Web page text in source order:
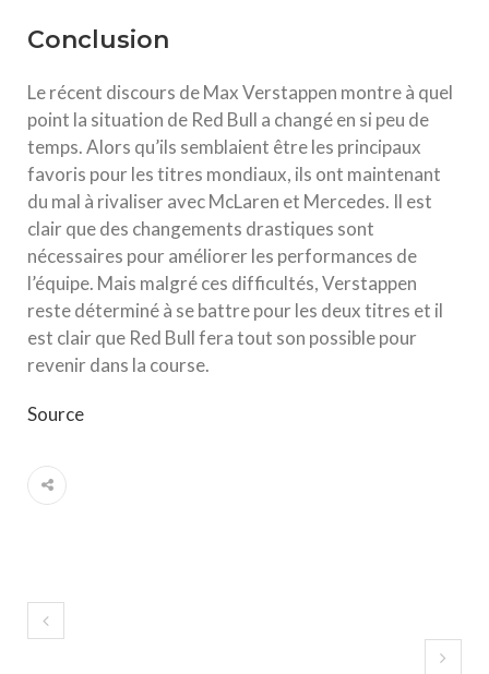
Conclusion
Le récent discours de Max Verstappen montre à quel
point la situation de Red Bull a changé en si peu de
temps. Alors qu’ils semblaient être les principaux
favoris pour les titres mondiaux, ils ont maintenant
du mal à rivaliser avec McLaren et Mercedes. Il est
clair que des changements drastiques sont
nécessaires pour améliorer les performances de
l’équipe. Mais malgré ces difficultés, Verstappen
reste déterminé à se battre pour les deux titres et il
est clair que Red Bull fera tout son possible pour
revenir dans la course.
Source